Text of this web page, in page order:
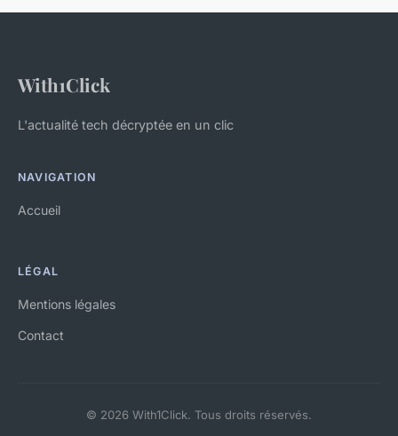
With1Click
L'actualité tech décryptée en un clic
NAVIGATION
Accueil
LÉGAL
Mentions légales
Contact
© 2026 With1Click. Tous droits réservés.